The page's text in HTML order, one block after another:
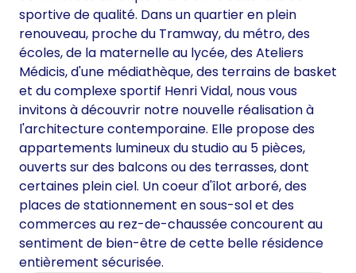
sportive de qualité. Dans un quartier en plein
renouveau, proche du Tramway, du métro, des
écoles, de la maternelle au lycée, des Ateliers
Médicis, d'une médiathèque, des terrains de basket
et du complexe sportif Henri Vidal, nous vous
invitons à découvrir notre nouvelle réalisation à
l'architecture contemporaine. Elle propose des
appartements lumineux du studio au 5 pièces,
ouverts sur des balcons ou des terrasses, dont
certaines plein ciel. Un coeur d'îlot arboré, des
places de stationnement en sous-sol et des
commerces au rez-de-chaussée concourent au
sentiment de bien-être de cette belle résidence
entièrement sécurisée.